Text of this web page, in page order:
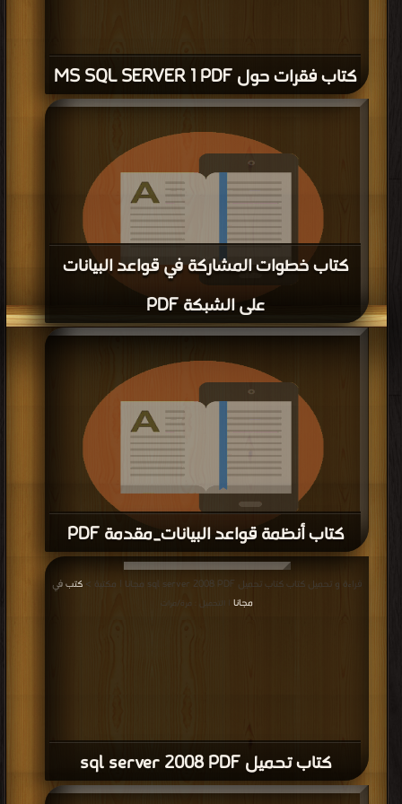
كتاب فقرات حول MS SQL SERVER 1 PDF
كتاب خطوات المشاركة في قواعد البيانات
على الشبكة PDF
قراءة و تحميل كتاب كتاب خطوات المشاركة في قواعد البيانات على الشبكة PDF
كتب في اكبر موقع
كتاب أنظمة قواعد البيانات_مقدمة PDF
قراءة و تحميل كتاب كتاب أنظمة قواعد البيانات_مقدمة PDF مجانا | مكتبة >
في موقع| التحميل : مرة/مرات
كتاب تحميل sql server 2008 PDF
قراءة و تحميل كتاب كتاب تحميل sql server 2008 PDF مجانا | مكتبة >
كتب في
مجانا | التحميل : مرة/مرات